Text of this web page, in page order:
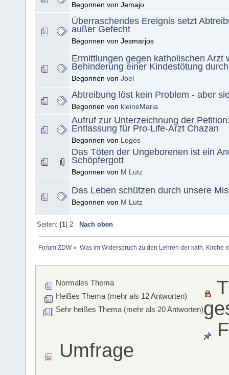
Begonnen von Jemajo
Überraschendes Ereignis setzt
außer Gefecht
Begonnen von Jesmarjos
Ermittlungen gegen katholischen Arzt
Behinderung einer Kindestötung durch
Begonnen von Joel
Abtreibung löst kein Problem - aber
Begonnen von kleineMaria
Aufruf zur Unterzeichnung der
Entlassung für Pro-Life-Arzt Chazan
Begonnen von Logos
Das Töten der Ungeborenen ist ein
Schöpfergott
Begonnen von M Lutz
Das Leben schützen durch unsere
Begonnen von M Lutz
Seiten: [1] 2 Nach oben
Forum ZDW» Was im Widerspruch zu den Lehren der kath. Kirche
Normales Thema
Heißes Thema (mehr als 12 Antworten)
Sehr heißes Thema (mehr als 20 Antworten)
Umfrage